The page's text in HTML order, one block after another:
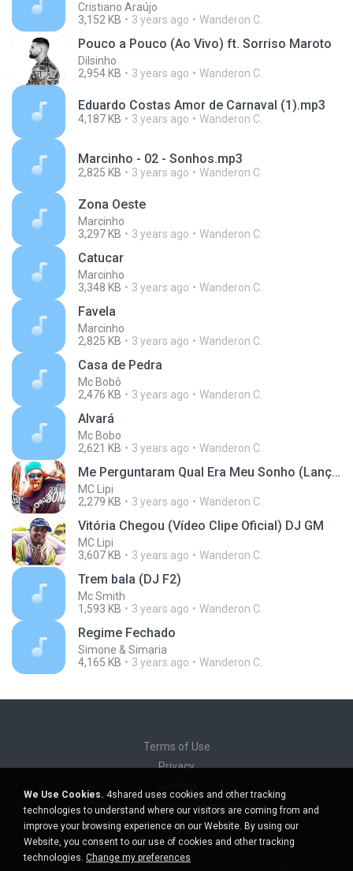
Cristiano Araújo
3,152 KB
3 years ago Wanderon C.
Pouco a Pouco (Ao Vivo) ft. Sorriso Maroto
Dilsinho
2,954 KB
3 years ago Wanderon C.
Eduardo Costas Amor de Carnaval (1).mp3
4,187 KB 3 years ago Wanderon C.
Marcinho - 02 - Sonhos.mp3
2,825 KB 3 years ago Wanderon C.
Zona Oeste
Marcinho
3,297 KB
3 years ago Wanderon C.
Catucar
Marcinho
3,348 KB
3 years ago Wanderon C.
Favela
Marcinho
2,825 KB
3 years ago Wanderon C.
Casa de Pedra
Mc Bobô
2,476 KB
3 years ago Wanderon C.
Alvará
Mc Bobo
2,621 KB
3 years ago Wanderon C.
Me Perguntaram Qual Era Meu Sonho (Lançamento 2022)
MC Lipi
2,279 KB
3 years ago Wanderon C.
Vitória Chegou (Vídeo Clipe Oficial) DJ GM
MC Lipi
3,607 KB
3 years ago Wanderon C.
Trem bala (DJ F2)
Mc Smith
1,593 KB
3 years ago Wanderon C.
Regime Fechado
Simone & Simaria
4,165 KB
3 years ago Wanderon C.
Terms of Use
Privacy
Do not sell my personal information
Do not share my personal information
We Use Cookies. 4shared uses cookies and other tracking
technologies to understand where our visitors are coming from and
improve your browsing experience on our Website. By using our
Website, you consent to our use of cookies and other tracking
technologies. Change my preferences